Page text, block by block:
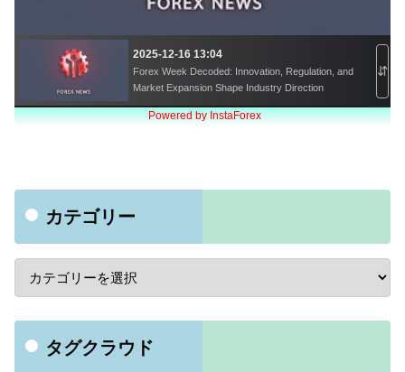
カテゴリー
タグクラウド